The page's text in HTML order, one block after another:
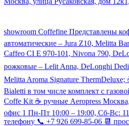
showroom Coffefine Представлены
автоматические – Jura Z10, Melitta
Caffeo CI Е 970-101, Nivona 790,
рожковые – Lelit Anna, DeLonghi
Melitta Aroma Signature ThermDeluxe;
Bialetti в том числе комплект с
Coffe Kit ☕️ ручные Aeropress
офис 1 Пн-Пт 10:00 – 19:00, Сб-Вс:
телефону 📞 +7 926 699-85-06 📆